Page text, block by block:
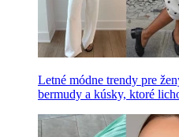
Letné módne trendy pre
bermudy a kúsky, ktoré